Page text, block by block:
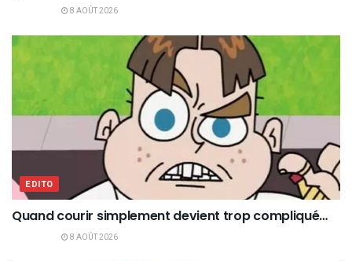
8 AOÛT 2026
EDITO
Quand courir simplement devient trop compliqué…
8 AOÛT 2026